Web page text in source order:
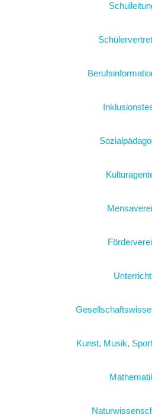
Unterricht
Kunst, Musik,